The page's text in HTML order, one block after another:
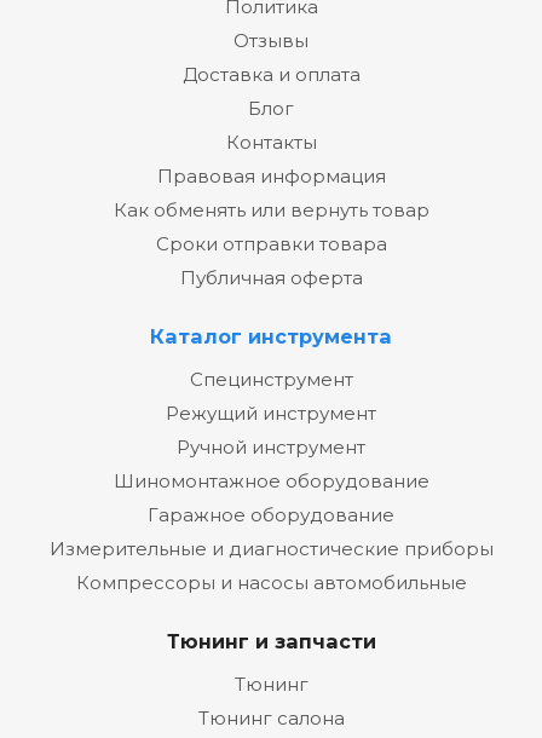
Политика
Отзывы
Доставка и оплата
Блог
Контакты
Правовая информация
Как обменять или вернуть товар
Сроки отправки товара
Публичная оферта
Каталог инструмента
Специнструмент
Режущий инструмент
Ручной инструмент
Шиномонтажное оборудование
Гаражное оборудование
Измерительные и диагностические приборы
Компрессоры и насосы автомобильные
Тюнинг и запчасти
Тюнинг
Тюнинг салона